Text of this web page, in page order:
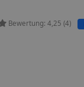
Bewertung: 4,25 (4)